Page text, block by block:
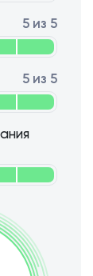
5 из 5
5 из 5